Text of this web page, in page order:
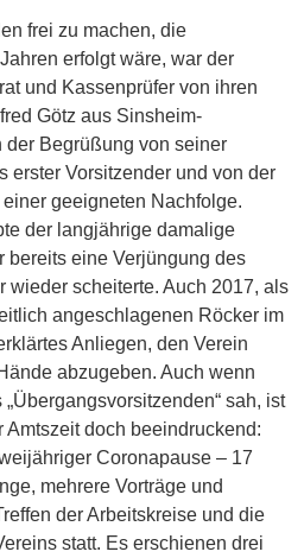
frei zu machen, die
erfolgt wäre, war der
und Kassenprüfer von ihren
Götz aus Sinsheim-
der Begrüßung von seiner
erster Vorsitzender und von der
geeigneten Nachfolge.
der langjährige damalige
bereits eine Verjüngung des
wieder scheiterte. Auch 2017, als
angeschlagenen Röcker im
Anliegen, den Verein
abzugeben. Auch wenn
sah, ist
doch beeindruckend:
Coronapause – 17
mehrere Vorträge und
der Arbeitskreise und die
statt. Es erschienen drei